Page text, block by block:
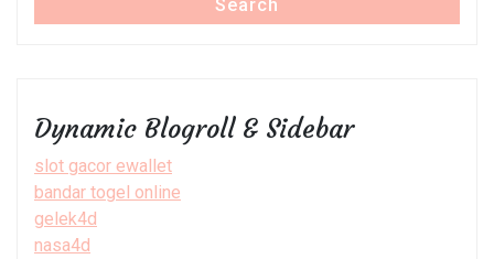
Search
Dynamic Blogroll & Sidebar
slot gacor ewallet
bandar togel online
gelek4d
nasa4d